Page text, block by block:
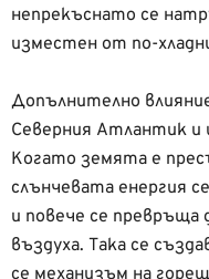
непрекъснато се
изместен от по-
Допълнително
Северния Атлантик и
Когато земята е
слънчевата енергия
и повече се превръща
въздуха. Така се